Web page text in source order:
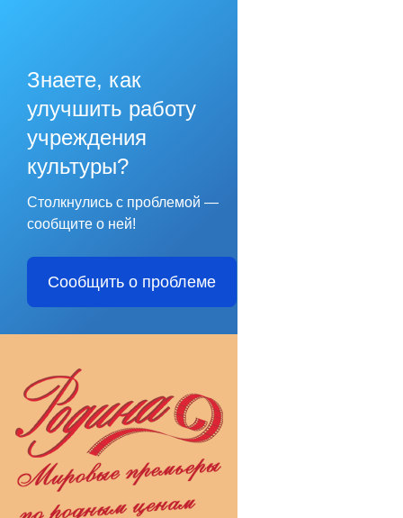
Знаете, как
улучшить работу
учреждения
культуры?
Столкнулись с проблемой —
сообщите о ней!
Сообщить о проблеме